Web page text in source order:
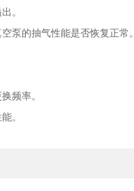
。
泵的抽气性能是否恢复正常。
频率。
。